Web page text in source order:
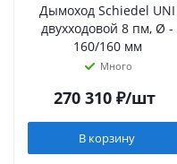
Дымоход Schiedel UNI
двухходовой 8 пм, Ø -
160/160 мм
Много
270 310₽/шт
В корзину